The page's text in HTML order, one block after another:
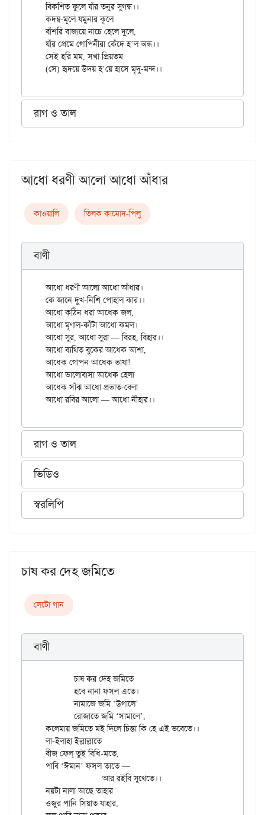
বিকশিত ফুলে যাঁর তনুর সুগন্ধ।।
কদম্ব-মূলে যমুনার কূলে
বাঁশরি বাজায়ে নাচে হেলে দুলে,
যাঁর প্রেমে গোপিনীরা কেঁদে হ’ল অন্ধ।।
সেই হরি মম, সখা প্রিয়তম
রাগ ও তাল
আধো ধরণী আলো আধো আঁধার
কাওয়ালি তিলক কামোদ-পিলু
বাণী
আধো ধরণী আলো আধো আঁধার।
কে জানে দুখ-নিশি পোহাল কার।।
আধো কঠিন ধরা আধেক জল,
আধো মৃণাল-কাঁটা আধো কমল।
আধো সুর, আধো সুরা — বিরহ, বিহার।।
আধো ব্যথিত বুকের আধেক আশা,
আধেক গোপন আধেক ভাষা!
আধো ভালোবাসা আধেক হেলা
আধেক সাঁঝ আধো প্রভাত-বেলা
রাগ ও তাল
ভিডিও
স্বরলিপি
চাষ কর দেহ জমিতে
লেটো গান
বাণী
	চাষ কর দেহ জমিতে
	হবে নানা ফসল এতে।
	নামাজে জমি ‘উগালে’
কলেমায় জমিতে মই দিলে চিন্তা কি হে এই ভবেতে।।
লা-ইলাহা ইল্লাল্লাতে
বীজ ফেল্ তুই বিধি-মতে,
পাবি ‘ঈমান’ ফসল তাতে —
		আর রইবি সুখেতে।।
নয়টা নালা আছে তাহার
ওজুর পানি সিয়াত যাহার,